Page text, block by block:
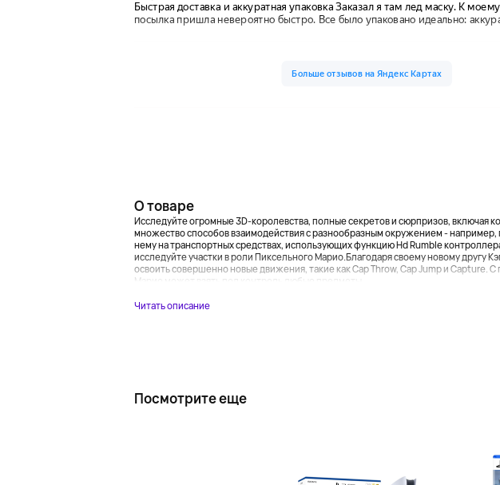
О товаре
Исследуйте огромные 3D-королевства, полные секретов и сюрпризов, включая
множество способов взаимодействия с разнообразным окружением - например,
нему на транспортных средствах, использующих функцию Hd Rumble
исследуйте участки в роли Пиксельного Марио.Благодаря своему новому другу
освоить совершенно новые движения, такие как Cap Throw, Cap Jump и Capture.
Марио может взять под контроль любые предметы,...
Читать описание
Посмотрите еще